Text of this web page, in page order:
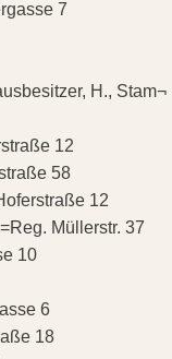
7
H., Stam¬
12
58
12
Müllerstr. 37
10
6
18